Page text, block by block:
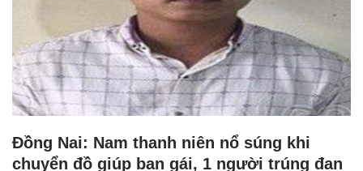
Đồng Nai: Nam thanh niên nổ súng khi
chuyển đồ giúp bạn gái, 1 người trúng đạn